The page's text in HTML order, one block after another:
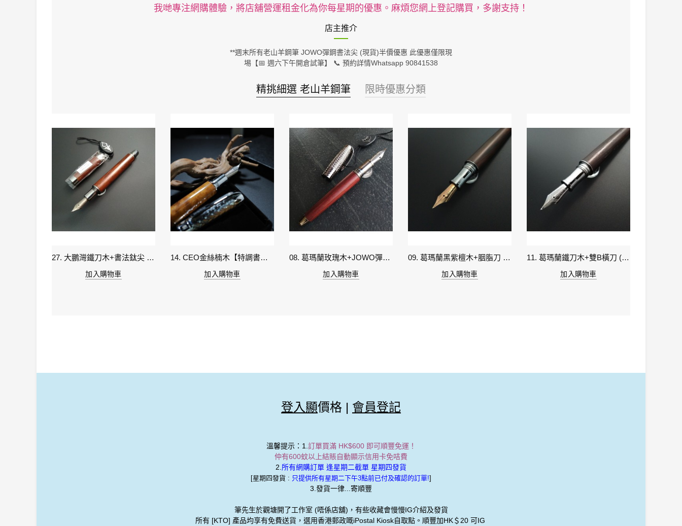
我哋專注網購體驗，將店舖營運租金化為你每星期的優惠。麻煩您網上登記購買，多謝支持！
店主推介
**週末所有老山羊鋼筆 JOWO彈鋼書法尖 (現貨)半價優惠 此優惠僅限現
埸【📅 週六下午開倉試筆】 📞 預約詳情Whatsapp 90841538
精挑細選 老山羊鋼筆 限時優惠分類
27. 大鵬灣鐵刀木+書法鈦尖 (現貨)
加入購物車
14. CEO金絲楠木【特調書法鈦尖】 (現貨)
加入購物車
08. 葛瑪蘭玫瑰木+JOWO彈鋼書法尖 (現貨)
加入購物車
09. 葛瑪蘭黑紫檀木+胭脂刀 (現貨)
加入購物車
11. 葛瑪蘭鐵刀木+雙B橫刀 (現貨)
加入購物車
限量Kulata 泰國手造軟熟綿布貓仔筆袋 [KTO] 產品週六發貨 Kaweco LUNAR Sport Fountain Pen Shadow Green
加入購物車
登入顯價格 | 會員登記
溫馨提示：1. 訂單買滿 HK$600 即可順豐免運！
仲有600蚊以上結賬自動顯示信用卡免咭費
2. 所有網購訂單 逢星期二截單 星期四發貨
[星期四發貨 : 只提供所有星期二下午3點前已付及確認的訂單!]
3.發貨一律...寄順豐
筆先生於觀塘開了工作室 (唔係店舖)，有些收藏會慢慢IG介紹及發貨
所有 [KTO] 產品均享有免費送貨，選用香港郵政嘅iPostal Kiosk自取點。順豐加HK＄20 可IG